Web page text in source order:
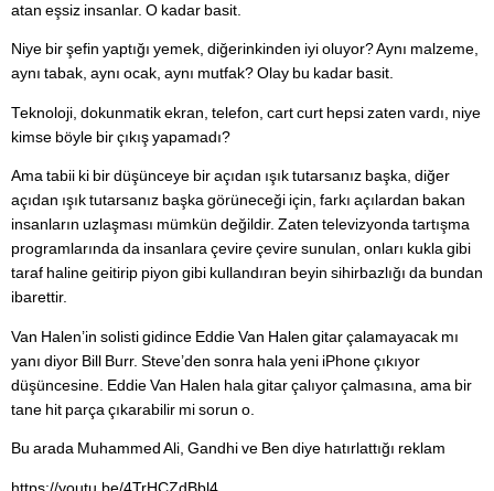
atan eşsiz insanlar. O kadar basit.
Niye bir şefin yaptığı yemek, diğerinkinden iyi oluyor? Aynı malzeme,
aynı tabak, aynı ocak, aynı mutfak? Olay bu kadar basit.
Teknoloji, dokunmatik ekran, telefon, cart curt hepsi zaten vardı, niye
kimse böyle bir çıkış yapamadı?
Ama tabii ki bir düşünceye bir açıdan ışık tutarsanız başka, diğer
açıdan ışık tutarsanız başka görüneceği için, farkı açılardan bakan
insanların uzlaşması mümkün değildir. Zaten televizyonda tartışma
programlarında da insanlara çevire çevire sunulan, onları kukla gibi
taraf haline geitirip piyon gibi kullandıran beyin sihirbazlığı da bundan
ibarettir.
Van Halen’in solisti gidince Eddie Van Halen gitar çalamayacak mı
yanı diyor Bill Burr. Steve’den sonra hala yeni iPhone çıkıyor
düşüncesine. Eddie Van Halen hala gitar çalıyor çalmasına, ama bir
tane hit parça çıkarabilir mi sorun o.
Bu arada Muhammed Ali, Gandhi ve Ben diye hatırlattığı reklam